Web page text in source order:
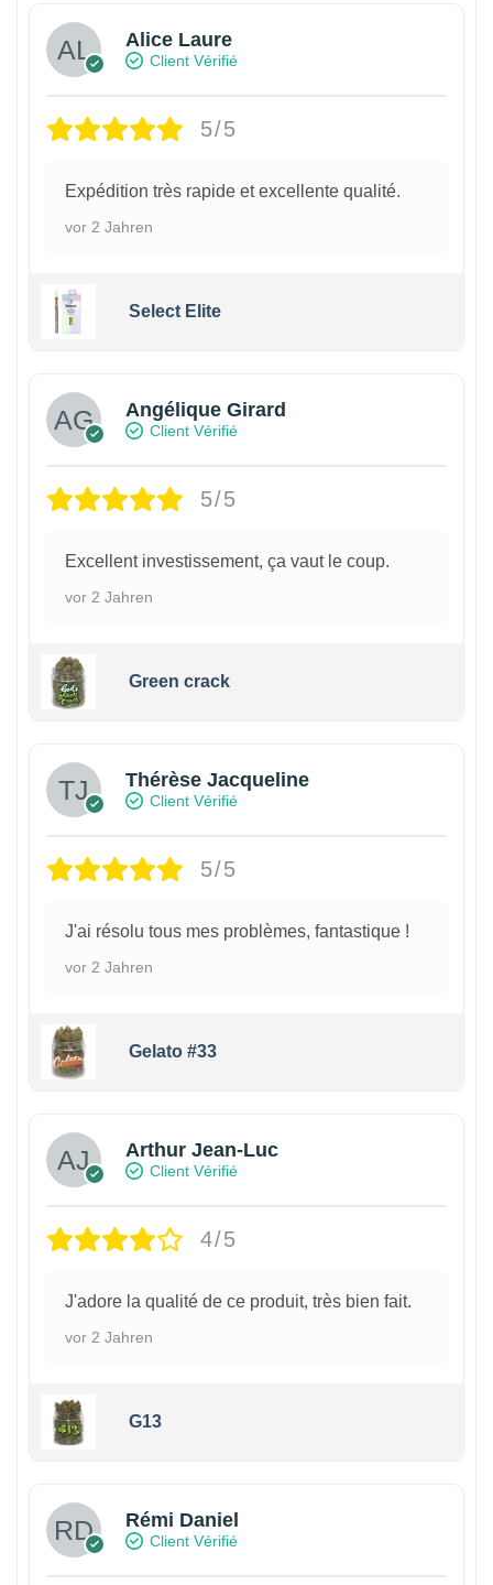
Alice Laure
Client Vérifié
5/5
Expédition très rapide et excellente qualité.
vor 2 Jahren
Select Elite
Angélique Girard
Client Vérifié
5/5
Excellent investissement, ça vaut le coup.
vor 2 Jahren
Green crack
Thérèse Jacqueline
Client Vérifié
5/5
J'ai résolu tous mes problèmes, fantastique !
vor 2 Jahren
Gelato #33
Arthur Jean-Luc
Client Vérifié
4/5
J'adore la qualité de ce produit, très bien fait.
vor 2 Jahren
G13
Rémi Daniel
Client Vérifié